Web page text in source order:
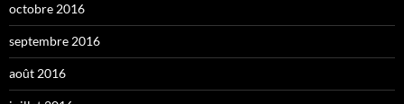
octobre 2016
septembre 2016
août 2016